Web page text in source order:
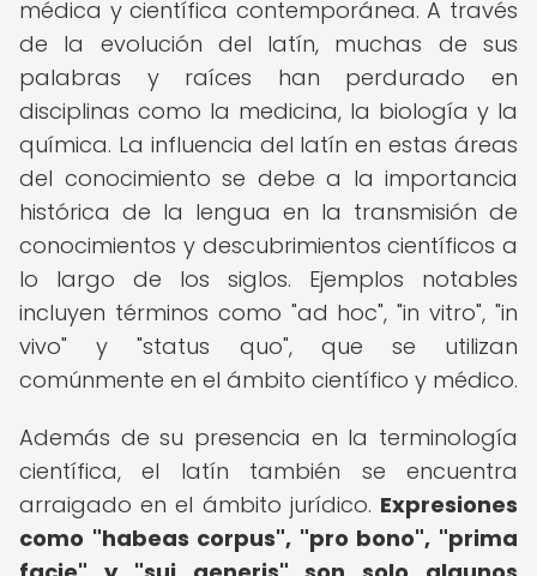
médica y científica contemporánea. A través
de la evolución del latín, muchas de sus
palabras y raíces han perdurado en
disciplinas como la medicina, la biología y la
química. La influencia del latín en estas áreas
del conocimiento se debe a la importancia
histórica de la lengua en la transmisión de
conocimientos y descubrimientos científicos a
lo largo de los siglos. Ejemplos notables
incluyen términos como "ad hoc", "in vitro", "in
vivo" y "status quo", que se utilizan
comúnmente en el ámbito científico y médico.
Además de su presencia en la terminología
científica, el latín también se encuentra
arraigado en el ámbito jurídico. Expresiones
como "habeas corpus", "pro bono", "prima